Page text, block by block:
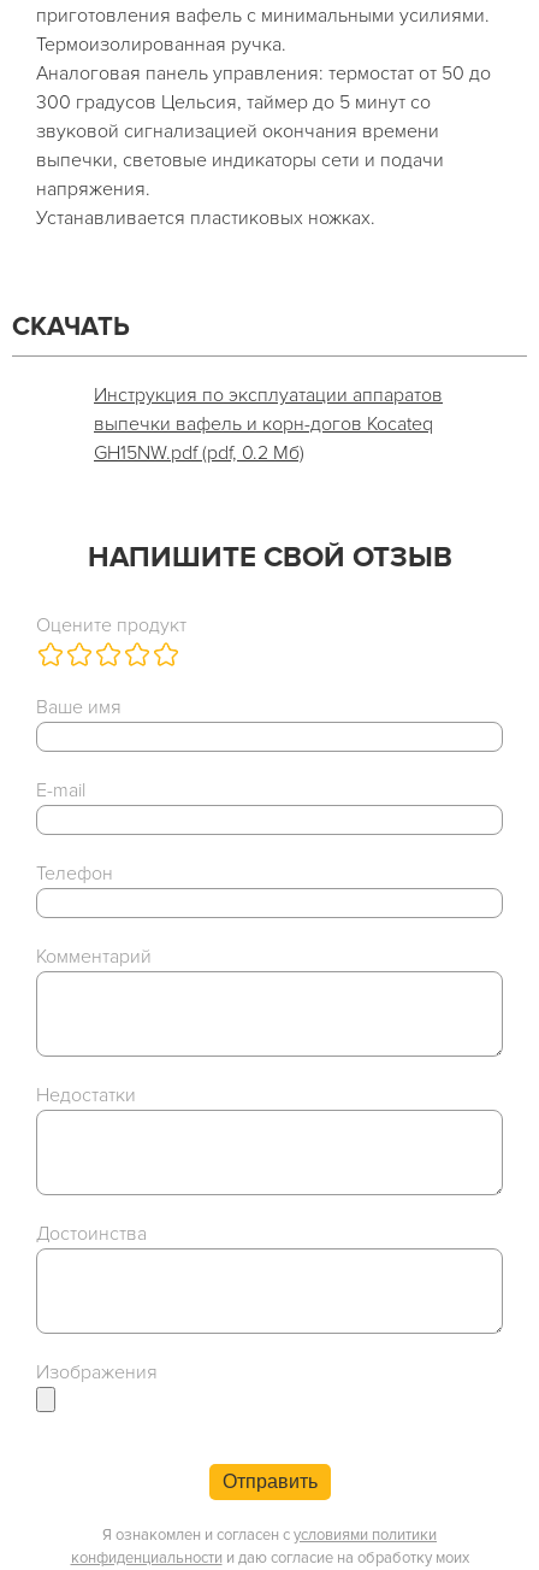
приготовления вафель с минимальными усилиями.
Термоизолированная ручка.
Аналоговая панель управления: термостат от 50 до
300 градусов Цельсия, таймер до 5 минут со
звуковой сигнализацией окончания времени
выпечки, световые индикаторы сети и подачи
напряжения.
Устанавливается пластиковых ножках.
СКАЧАТЬ
Инструкция по эксплуатации аппаратов
выпечки вафель и корн-догов Kocateq
GH15NW.pdf (pdf, 0.2 Мб)
НАПИШИТЕ СВОЙ ОТЗЫВ
Оцените продукт
Ваше имя
E-mail
Телефон
Комментарий
Недостатки
Достоинства
Изображения
Отправить
Я ознакомлен и согласен сусловиями политики
конфиденциальности и даю согласие на обработку моих